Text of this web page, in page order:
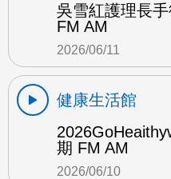
吳雪紅護理長
FM AM
2026/06/11
健康生活館
期 FM AM
2026/06/10